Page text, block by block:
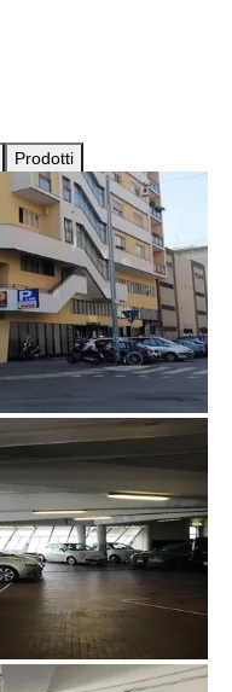
Prodotti